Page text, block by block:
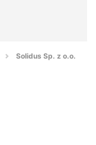
Solidus Sp. z o.o.